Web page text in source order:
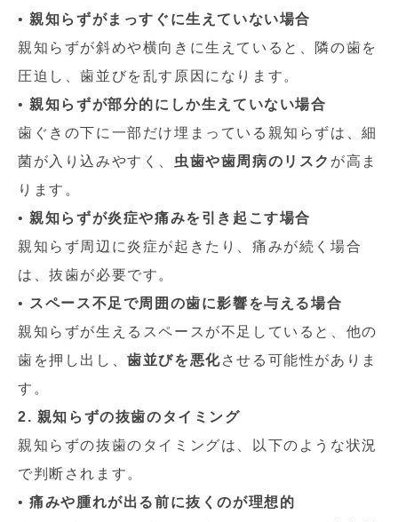
•親知らずがまっすぐに生えていない場合
親知らずが斜めや横向きに生えていると、隣の歯を
圧迫し、歯並びを乱す原因になります。
•親知らずが部分的にしか生えていない場合
歯ぐきの下に一部だけ埋まっている親知らずは、細
菌が入り込みやすく、 虫歯や歯周病のリスク が高ま
ります。
•親知らずが炎症や痛みを引き起こす場合
親知らず周辺に炎症が起きたり、痛みが続く場合
は、抜歯が必要です。
• スペース不足で周囲の歯に影響を与える場合
親知らずが生えるスペースが不足していると、他の
歯を押し出し、歯並びを悪化させる可能性がありま
す。
2. 親知らずの抜歯のタイミング
親知らずの抜歯のタイミングは、以下のような状況
で判断されます。
•痛みや腫れが出る前に抜くのが理想的